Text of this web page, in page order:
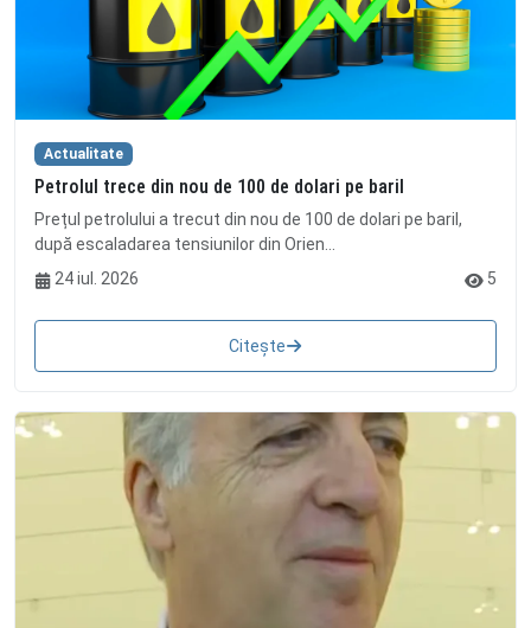
Actualitate
Petrolul trece din nou de 100 de dolari pe baril
Prețul petrolului a trecut din nou de 100 de dolari pe baril,
după escaladarea tensiunilor din Orien...
24 iul. 2026
5
Citește